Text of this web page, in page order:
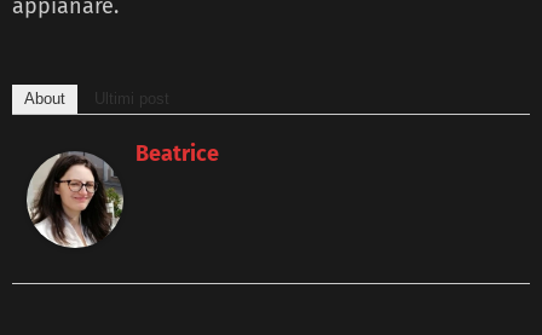
appianare.
About Ultimi post
Beatrice